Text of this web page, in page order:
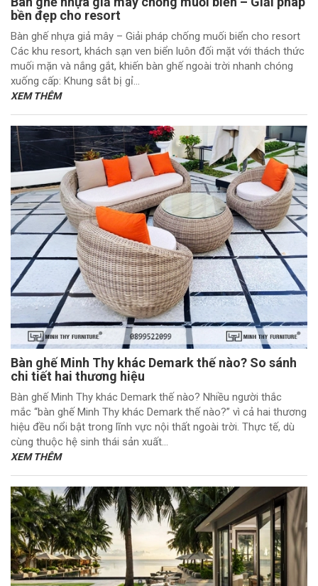
bền đẹp cho resort
Bàn ghế nhựa giả mây – Giải pháp chống muối biển cho resort
Các khu resort, khách sạn ven biển luôn đối mặt với thách thức
muối mặn và nắng gắt, khiến bàn ghế ngoài trời nhanh chóng
xuống cấp: Khung sắt bị gỉ...
XEM THÊM
Bàn ghế Minh Thy khác Demark thế nào? So sánh
chi tiết hai thương hiệu
Bàn ghế Minh Thy khác Demark thế nào? Nhiều người thắc
mắc “bàn ghế Minh Thy khác Demark thế nào?” vì cả hai thương
hiệu đều nổi bật trong lĩnh vực nội thất ngoài trời. Thực tế, dù
cùng thuộc hệ sinh thái sản xuất...
XEM THÊM